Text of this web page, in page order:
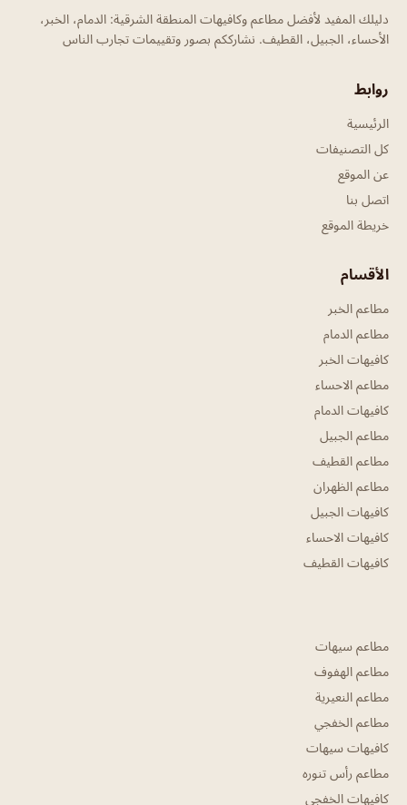
دليلك المفيد لأفضل مطاعم وكافيهات المنطقة الشرقية: الدمام، الخبر،
الأحساء، الجبيل، القطيف. نشارككم بصور وتقييمات تجارب الناس
روابط
الرئيسية
كل التصنيفات
عن الموقع
اتصل بنا
خريطة الموقع
الأقسام
مطاعم الخبر
مطاعم الدمام
كافيهات الخبر
مطاعم الاحساء
كافيهات الدمام
مطاعم الجبيل
مطاعم القطيف
مطاعم الظهران
كافيهات الجبيل
كافيهات الاحساء
كافيهات القطيف
مطاعم سيهات
مطاعم الهفوف
مطاعم النعيرية
مطاعم الخفجي
كافيهات سيهات
مطاعم رأس تنوره
كافيهات الخفجي